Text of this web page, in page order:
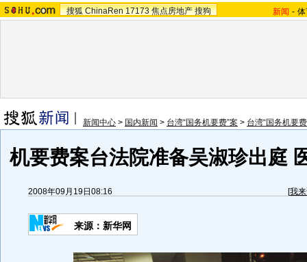
搜狐 ChinaRen 17173 焦点房地产 搜狗 新闻 -
新闻中心 > 国内新闻 > 台湾“国务机要费”案 > 台湾“国务机要
机要费案台法院准备吴淑珍出庭
2008年09月19日08:16 [我
来源：新华网